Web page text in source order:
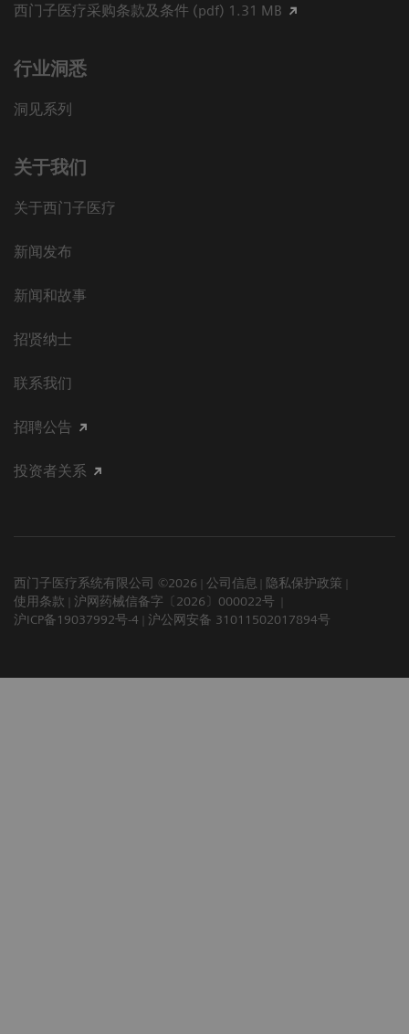
西门子医疗采购条款及条件 (pdf) 1.31 MB
行业洞悉
洞见系列
关于我们
关于西门子医疗
新闻发布
新闻和故事
招贤纳士
联系我们
招聘公告
投资者关系
西门子医疗系统有限公司 ©2026 公司信息
隐私保护政策
使用条款
沪网药械信备字〔2026〕000022号
沪ICP备19037992号-4
沪公网安备 31011502017894号